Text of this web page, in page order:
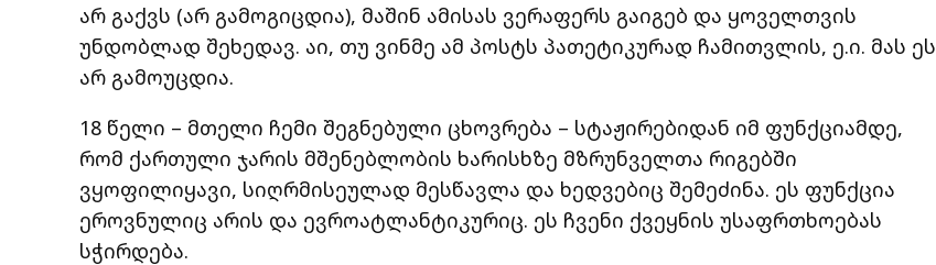
არ გაქვს (არ გამოგიცდია), მაშინ ამისას ვერაფერს გაიგებ და ყოველთვის
უნდობლად შეხედავ. აი, თუ ვინმე ამ პოსტს პათეტიკურად ჩამითვლის, ე.ი. მას ეს
არ გამოუცდია.
18 წელი – მთელი ჩემი შეგნებული ცხოვრება – სტაჟირებიდან იმ ფუნქციამდე,
რომ ქართული ჯარის მშენებლობის ხარისხზე მზრუნველთა რიგებში
ვყოფილიყავი, სიღრმისეულად მესწავლა და ხედვებიც შემეძინა. ეს ფუნქცია
ეროვნულიც არის და ევროატლანტიკურიც. ეს ჩვენი ქვეყნის უსაფრთხოებას
სჭირდება.